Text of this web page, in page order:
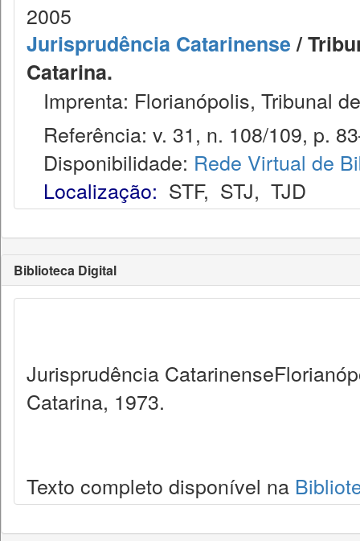
2005
Jurisprudência Catarinense/
Catarina.
Imprenta: Florianópolis, Tribunal
Referência: v. 31, n. 108/109, p.
Disponibilidade: Rede Virtual de
Localização: STF, STJ, TJD
Biblioteca Digital
Jurisprudência
Catarina, 1973.
Texto completo disponível na